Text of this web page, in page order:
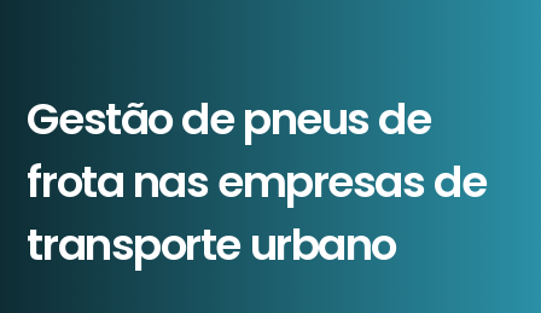
Gestão de pneus de
frota nas empresas de
transporte urbano